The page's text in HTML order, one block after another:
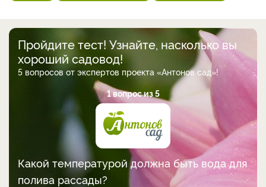
Пройдите тест! Узнайте, насколько вы
хороший садовод!
5 вопросов от экспертов проекта «Антонов сад»!
1 вопрос из 5
Какой температурой должна быть вода для
полива рассады?